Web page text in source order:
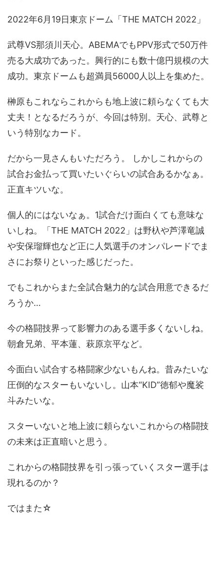
2022年6月19日東京ドーム「THE MATCH 2022」
武尊VS那須川天心。ABEMAでもPPV形式で50万件
売る大成功であった。興行的にも数十億円規模の大
成功。東京ドームも超満員56000人以上を集めた。
榊原もこれならこれからも地上波に頼らなくても大
丈夫！となるだろうが、今回は特別。天心、武尊と
いう特別なカード。
だから一見さんもいただろう。 しかしこれからの
試合お金払って買いたいぐらいの試合あるかなぁ。
正直キツいな。
個人的にはないなぁ。1試合だけ面白くても意味な
いしね。「THE MATCH 2022」は野杁や芦澤竜誠
や安保瑠輝也など正に人気選手のオンパレードでま
さにお祭りといった感じだった。
でもこれからまた全試合魅力的な試合用意できるだ
ろうか…
今の格闘技界って影響力のある選手多くないしね。
朝倉兄弟、平本蓮、萩原京平など。
今面白い試合する格闘家少ないもんね。昔みたいな
圧倒的なスターもいないし。山本“KID”徳郁や魔裟
斗みたいな。
スターいないと地上波に頼らないこれからの格闘技
の未来は正直暗いと思う。
これからの格闘技界を引っ張っていくスター選手は
現れるのか？
ではまた☆